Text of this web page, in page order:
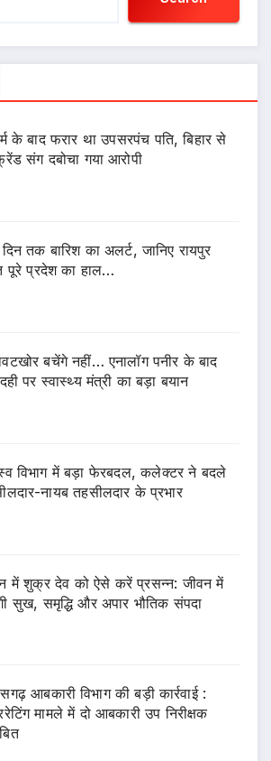
के बाद फरार था उपसरपंच पति, बिहार से
संग दबोचा गया आरोपी
तक बारिश का अलर्ट, जानिए रायपुर
पूरे प्रदेश का हाल…
बचेंगे नहीं… एनालॉग पनीर के बाद
पर स्वास्थ्य मंत्री का बड़ा बयान
विभाग में बड़ा फेरबदल, कलेक्टर ने बदले
नायब तहसीलदार के प्रभार
में शुक्र देव को ऐसे करें प्रसन्न: जीवन में
सुख, समृद्धि और अपार भौतिक संपदा
आबकारी विभाग की बड़ी कार्रवाई :
मामले में दो आबकारी उप निरीक्षक